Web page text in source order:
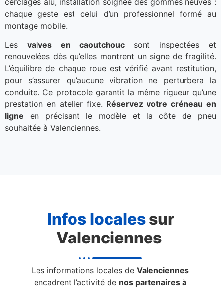
chaque geste est celui d’un professionnel formé au
montage mobile.
Les valves en caoutchoucsont inspectées et
renouvelées dès qu’elles montrent un signe de fragilité.
L’équilibre de chaque roue est vérifié avant restitution,
pour s’assurer qu’aucune vibration ne perturbera la
conduite. Ce protocole garantit la même rigueur qu’une
prestation en atelier fixe. Réservez votre créneau en
ligne en précisant le modèle et la côte de pneu
souhaitée à Valenciennes.
Infos localessur
Valenciennes
Les informations locales deValenciennes
encadrent l’activité de nos partenaires à